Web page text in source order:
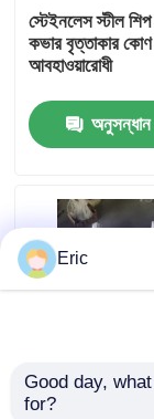
মান নিয়ন্ত্রণ
আমাদের সাথে
উদ্ধৃতির জন্য
Company
সামুদ্রিক উইন্ডোজ
স্টেইনলেস স্টীল
কভার বৃত্তাকার
আবহাওয়ারোধী
অনুসন্ধান
মেরিন স্টিল হ্যাচ কভার
Eric
Good day,
for?